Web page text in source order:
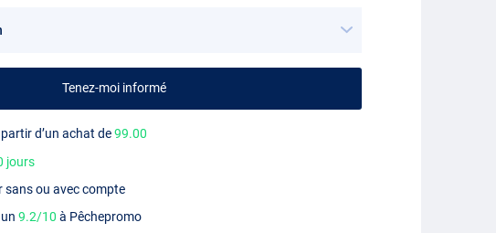
Tenez-moi informé
d’un achat de99.00
jours
sans ou avec compte
un9.2/10 à Pêchepromo